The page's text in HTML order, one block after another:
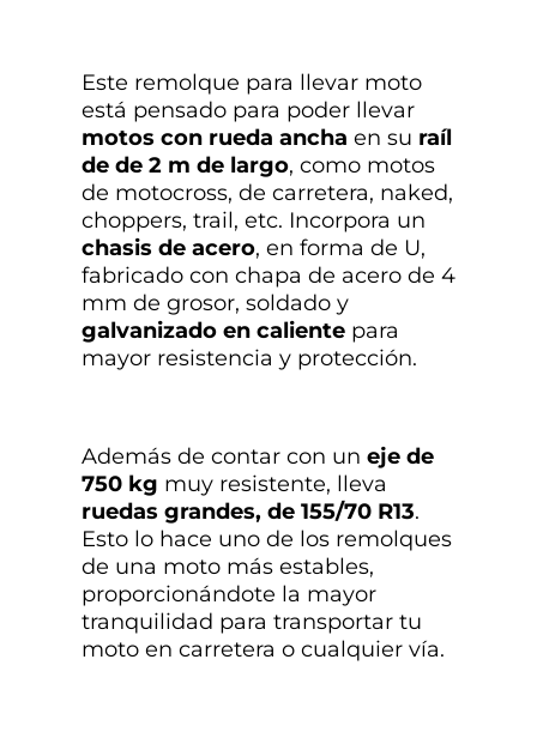
Este remolque para llevar moto
está pensado para poder llevar
motos con rueda ancha en su raíl
de de 2 m de largo, como motos
de motocross, de carretera, naked,
choppers, trail, etc. Incorpora un
chasis de acero, en forma de U,
fabricado con chapa de acero de 4
mm de grosor, soldado y
galvanizado en caliente para
mayor resistencia y protección.
Además de contar con un eje de
750 kg muy resistente, lleva
ruedas grandes, de 155/70 R13.
Esto lo hace uno de los remolques
de una moto más estables,
proporcionándote la mayor
tranquilidad para transportar tu
moto en carretera o cualquier vía.